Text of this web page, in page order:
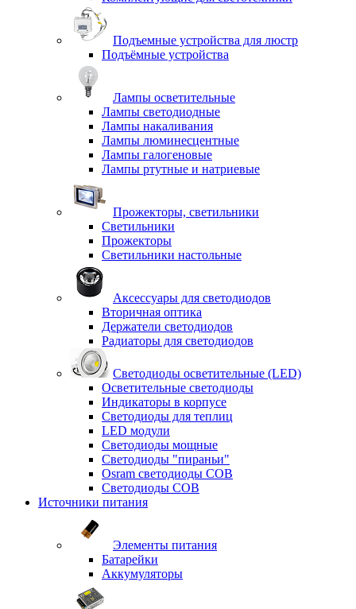
Подъемные устройства для люстр
Подъёмные устройства
Лампы осветительные
Лампы светодиодные
Лампы накаливания
Лампы люминесцентные
Лампы галогеновые
Лампы ртутные и натриевые
Прожекторы, светильники
Светильники
Прожекторы
Светильники настольные
Аксессуары для светодиодов
Вторичная оптика
Держатели светодиодов
Радиаторы для светодиодов
Светодиоды осветительные (LED)
Осветительные светодиоды
Индикаторы в корпусе
Светодиоды для теплиц
LED модули
Светодиоды мощные
Светодиоды "пираньи"
Osram светодиоды COB
Светодиоды COB
Источники питания
Элементы питания
Батарейки
Аккумуляторы